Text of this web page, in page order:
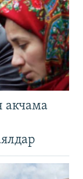
акчама